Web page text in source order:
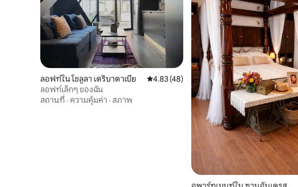
ลอฟท์ใน โชลูลา เดริบาดาเบีย คะแนนเฉลี่ย 4.83 จาก 5, 48 รีวิว
4.83 (48)
ลอฟท์เล็กๆ ของฉัน
สถานที่ · ความคุ้มค่า · สภาพ